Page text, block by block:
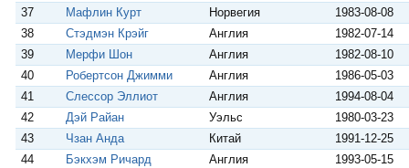
37
Мафлин Курт Норвегия
1983-08-08
38
Стэдмэн Крэйг Англия
1982-07-14
39
Мерфи Шон Англия
1982-08-10
40
Робертсон Джимми Англия
1986-05-03
41
Слессор Эллиот Англия
1994-08-04
42
Дэй Райан Уэльс
1980-03-23
43
Чзан Анда Китай
1991-12-25
44
Бэкхэм Ричард Англия
1993-05-15